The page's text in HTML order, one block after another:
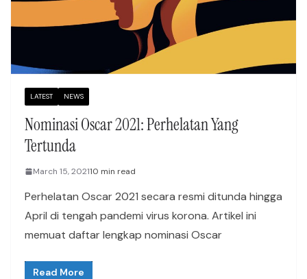
LATEST NEWS
Nominasi Oscar 2021: Perhelatan Yang
Tertunda
March 15, 202110 min read
Perhelatan Oscar 2021 secara resmi ditunda hingga
April di tengah pandemi virus korona. Artikel ini
memuat daftar lengkap nominasi Oscar
Read More